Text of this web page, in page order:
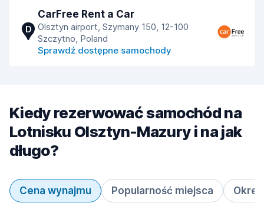
D
CarFree Rent a Car
Olsztyn airport, Szymany 150, 12-100
Szczytno, Poland
Sprawdź dostępne samochody
Kiedy rezerwować samochód na
Lotnisku Olsztyn-Mazury i na jak
długo?
Cena wynajmu Popularność miejsca